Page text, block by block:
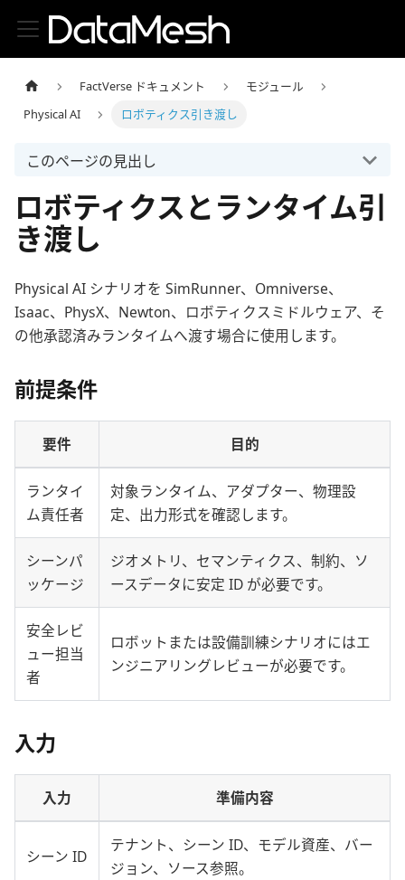
FactVerse ドキュメント
モジュール
Physical AI
ロボティクス引き渡し
このページの見出し
ロボティクスとランタイム引
き渡し
Physical AI シナリオを SimRunner、Omniverse、
Isaac、PhysX、Newton、ロボティクスミドルウェア、そ
の他承認済みランタイムへ渡す場合に使用します。
前提条件
要件 目的
ランタイ
ム責任者
対象ランタイム、アダプター、物理設
定、出力形式を確認します。
シーンパ
ッケージ
ジオメトリ、セマンティクス、制約、ソ
ースデータに安定 ID が必要です。
安全レビ
ュー担当
者
ロボットまたは設備訓練シナリオにはエ
ンジニアリングレビューが必要です。
入力
入力 準備内容
シーン ID
テナント、シーン ID、モデル資産、バー
ジョン、ソース参照。